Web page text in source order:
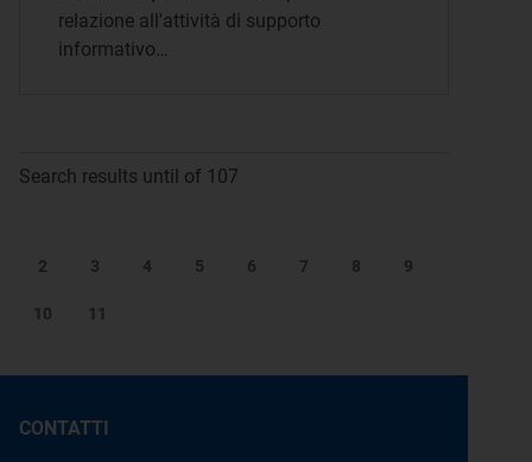
relazione all'attività di supporto
informativo…
Search results until of 107
2 3 4 5 6 7 8 9
10 11
CONTATTI